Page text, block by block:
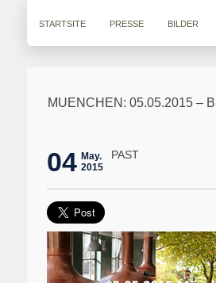
STARTSITE PRESSE BILDER
MUENCHEN: 05.05.2015 –
04 May.
2015
PAST